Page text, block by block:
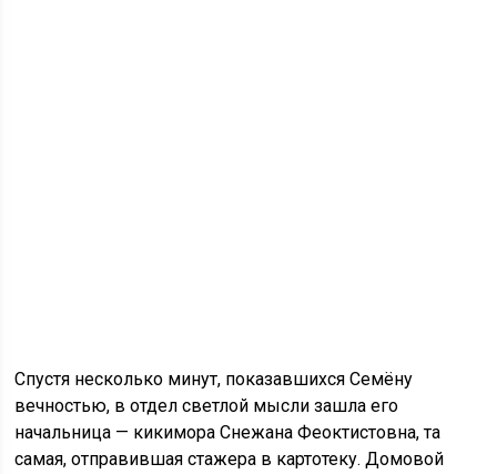
Спустя несколько минут, показавшихся Семёну
вечностью, в отдел светлой мысли зашла его
начальница — кикимора Снежана Феоктистовна, та
самая, отправившая стажера в картотеку. Домовой